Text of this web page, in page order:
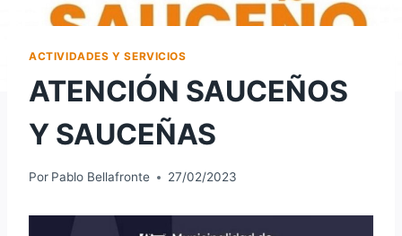
ACTIVIDADES Y SERVICIOS
ATENCIÓN SAUCEÑOS
Y SAUCEÑAS
Por Pablo Bellafronte 27/02/2023